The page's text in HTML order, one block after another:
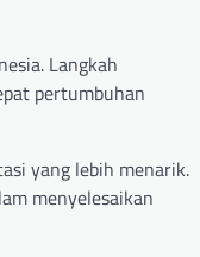
Langkah
pertumbuhan
yang lebih menarik.
menyelesaikan